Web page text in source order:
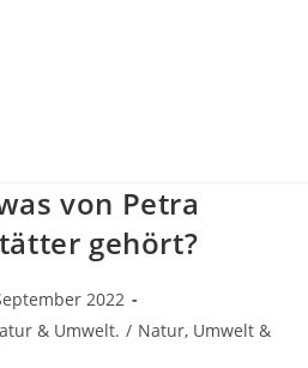
von Petra
gehört?
2022
& Umwelt. / Natur, Umwelt &